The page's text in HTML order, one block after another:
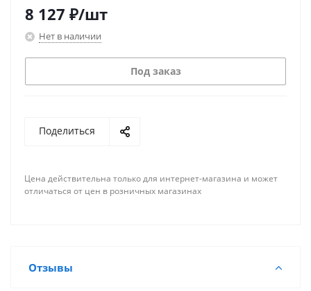
8 127 ₽/шт
Нет в наличии
Под заказ
Поделиться
Цена действительна только для интернет-магазина и может
отличаться от цен в розничных магазинах
Отзывы